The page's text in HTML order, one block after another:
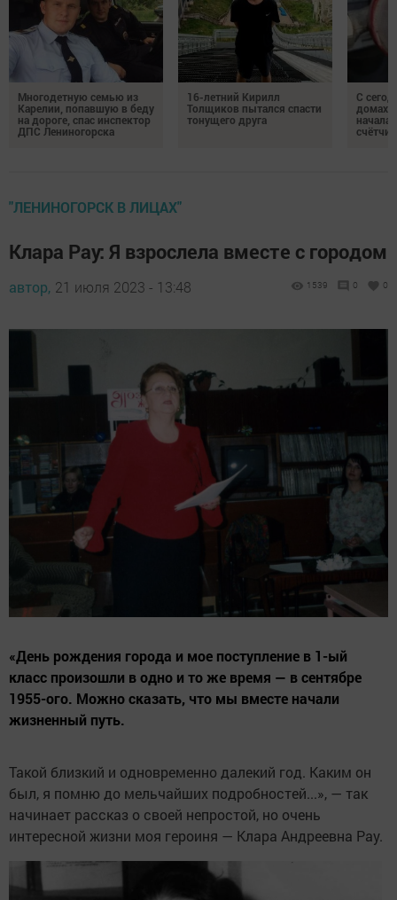
Многодетную семью из
Карелии, попавшую в беду
на дороге, спас инспектор
ДПС Лениногорска
16-летний Кирилл
Толщиков пытался спасти
тонущего друга
С
домах
"ЛЕНИНОГОРСК В ЛИЦАХ"
Клара Рау: Я взрослела вместе с городом
автор, 21 июля 2023 - 13:48 1539 0 0
«День рождения города и мое поступление в 1-ый
класс произошли в одно и то же время — в сентябре
1955-ого. Можно сказать, что мы вместе начали
жизненный путь.
Такой близкий и одновременно далекий год. Каким он
был, я помню до мельчайших подробностей...», — так
начинает рассказ о своей непростой, но очень
интересной жизни моя героиня — Клара Андреевна Рау.